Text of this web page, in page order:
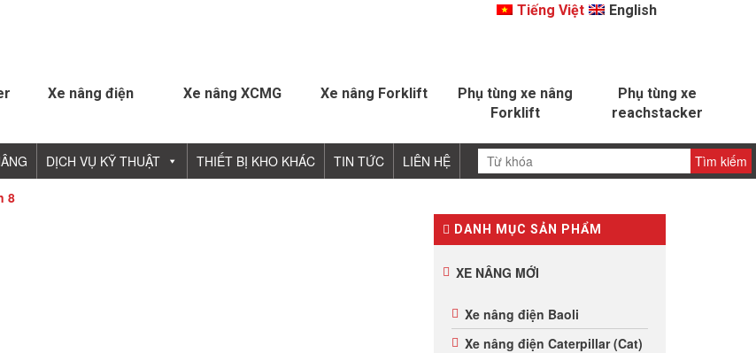
Tiếng Việt English
Xe nâng điện Xe nâng XCMG Xe nâng Forklift
Phụ tùng xe nâng
Forklift
Phụ tùng xe
reachstacker
DỊCH VỤ KỸ THUẬT THIẾT BỊ KHO KHÁC TIN TỨC LIÊN HỆ
8
DANH MỤC SẢN PHẨM
XE NÂNG MỚI
Xe nâng điện Baoli
Xe nâng điện Caterpillar (Cat)